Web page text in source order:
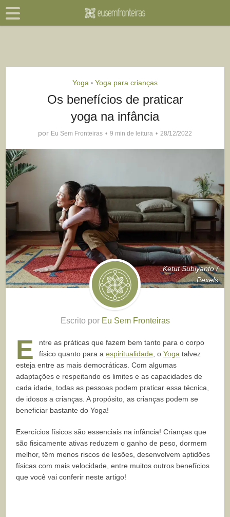
Yoga • Yoga para crianças
Os benefícios de praticar
yoga na infância
por Eu Sem Fronteiras 9 min de leitura 28/12/2022
Ketut Subiyanto /
Pexels
Escrito por Eu Sem Fronteiras
E
ntre as práticas que fazem bem tanto para o corpo
físico quanto para aespiritualidade , oYoga talvez
esteja entre as mais democráticas. Com algumas
adaptações e respeitando os limites e as capacidades de
cada idade, todas as pessoas podem praticar essa técnica,
de idosos a crianças. A propósito, as crianças podem se
beneficiar bastante do Yoga!
Exercícios físicos são essenciais na infância! Crianças que
são fisicamente ativas reduzem o ganho de peso, dormem
melhor, têm menos riscos de lesões, desenvolvem aptidões
físicas com mais velocidade, entre muitos outros benefícios
que você vai conferir neste artigo!